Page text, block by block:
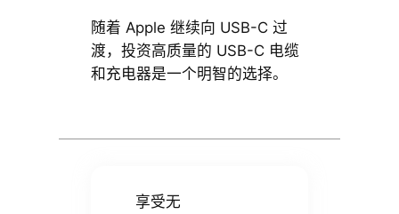
随着 Apple 继续向 USB-C 过
渡，投资高质量的 USB-C 电缆
和充电器是一个明智的选择。
享受无